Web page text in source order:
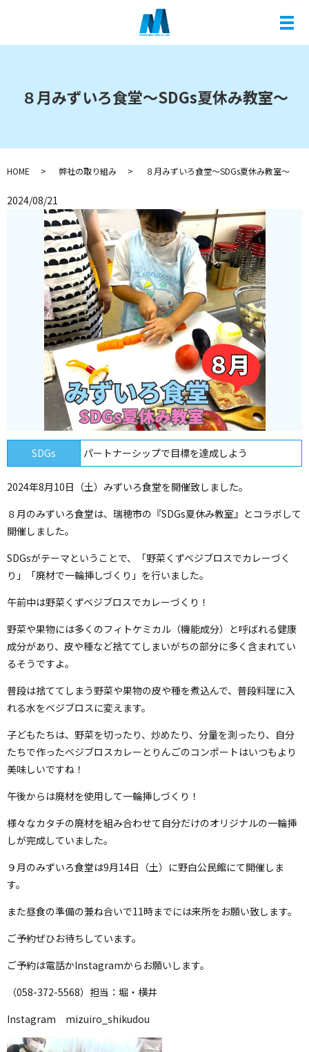
メ
８月みずいろ食堂～SDGs夏休み教室～
HOME 弊社の取り組み ８月みずいろ食堂～SDGs夏休み教室～
2024/08/21
SDGs パートナーシップで目標を達成しよう
2024年8月10日（土）みずいろ食堂を開催致しました。
８月のみずいろ食堂は、瑞穂市の『SDGs夏休み教室』とコラボして
開催しました。
SDGsがテーマということで、「野菜くずベジブロスでカレーづく
り」「廃材で一輪挿しづくり」を行いました。
午前中は野菜くずベジブロスでカレーづくり！
野菜や果物には多くのフィトケミカル（機能成分）と呼ばれる健康
成分があり、皮や種など捨ててしまいがちの部分に多く含まれてい
るそうですよ。
普段は捨ててしまう野菜や果物の皮や種を煮込んで、普段料理に入
れる水をベジブロスに変えます。
子どもたちは、野菜を切ったり、炒めたり、分量を測ったり、自分
たちで作ったベジブロスカレーとりんごのコンポートはいつもより
美味しいですね！
午後からは廃材を使用して一輪挿しづくり！
様々なカタチの廃材を組み合わせて自分だけのオリジナルの一輪挿
しが完成していました。
９月のみずいろ食堂は9月14日（土）に野白公民館にて開催しま
す。
また昼食の準備の兼ね合いで11時までには来所をお願い致します。
ご予約ぜひお待ちしています。
ご予約は電話かInstagramからお願いします。
（058-372-5568）担当：堀・横井
Instagram mizuiro_shikudou